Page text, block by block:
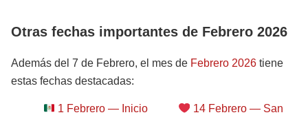
Otras fechas importantes de Febrero 2026
Además del 7 de Febrero, el mes de Febrero 2026 tiene
estas fechas destacadas:
1 Febrero — Inicio
14 Febrero — San